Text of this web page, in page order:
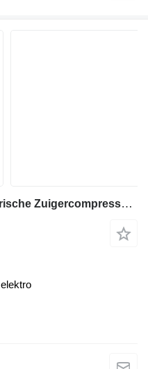
Fiac Airmec BXA 25200 Elektrische Zuigercompressor 2 PK 150 L / min 8
elektro